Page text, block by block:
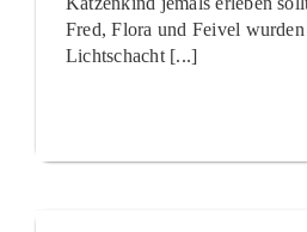
Fred, Flora und Feivel
Lichtschacht [...]